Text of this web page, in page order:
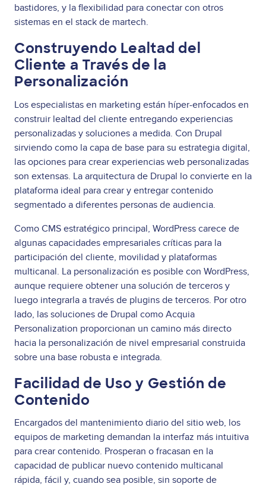
bastidores, y la flexibilidad para conectar con otros
sistemas en el stack de martech.
Construyendo Lealtad del
Cliente a Través de la
Personalización
Los especialistas en marketing están híper-enfocados en
construir lealtad del cliente entregando experiencias
personalizadas y soluciones a medida. Con Drupal
sirviendo como la capa de base para su estrategia digital,
las opciones para crear experiencias web personalizadas
son extensas. La arquitectura de Drupal lo convierte en la
plataforma ideal para crear y entregar contenido
segmentado a diferentes personas de audiencia.
Como CMS estratégico principal, WordPress carece de
algunas capacidades empresariales críticas para la
participación del cliente, movilidad y plataformas
multicanal. La personalización es posible con WordPress,
aunque requiere obtener una solución de terceros y
luego integrarla a través de plugins de terceros. Por otro
lado, las soluciones de Drupal como Acquia
Personalization proporcionan un camino más directo
hacia la personalización de nivel empresarial construida
sobre una base robusta e integrada.
Facilidad de Uso y Gestión de
Contenido
Encargados del mantenimiento diario del sitio web, los
equipos de marketing demandan la interfaz más intuitiva
para crear contenido. Prosperan o fracasan en la
capacidad de publicar nuevo contenido multicanal
rápida, fácil y, cuando sea posible, sin soporte de